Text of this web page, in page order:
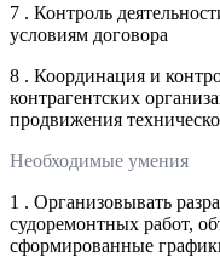
7 . Контроль
условиям договора
8 . Координация и
контрагентских
продвижения
Необходимые умения
1 . Организовывать
судоремонтных работ,
сформированные